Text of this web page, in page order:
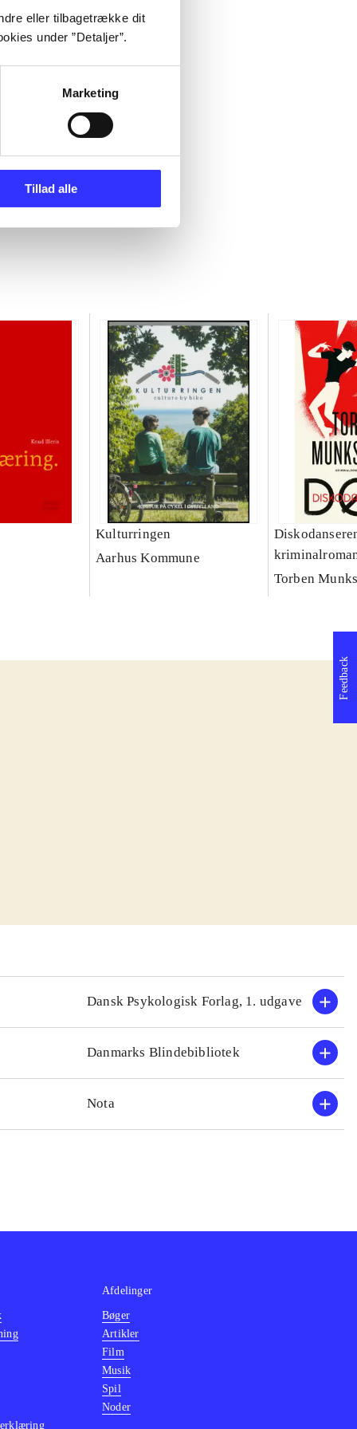
eller tilbagetrække dit
under ”Detaljer”.
Marketing
Tillad alle
Kulturringen
Aarhus Kommune
Torben
Dansk Psykologisk Forlag, 1. udgave
Danmarks Blindebibliotek
Nota
Feedback
Afdelinger
Bøger
Artikler
Film
Musik
Spil
Noder